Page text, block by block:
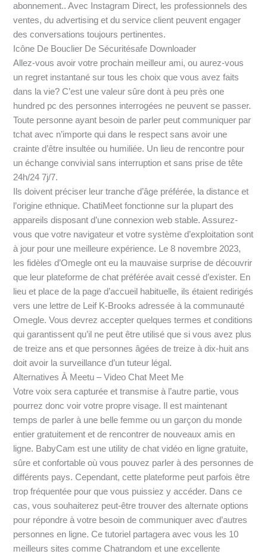
abonnement.. Avec Instagram Direct, les professionnels des
ventes, du advertising et du service client peuvent engager
des conversations toujours pertinentes.
Icône De Bouclier De Sécuritésafe Downloader
Allez-vous avoir votre prochain meilleur ami, ou aurez-vous
un regret instantané sur tous les choix que vous avez faits
dans la vie? C’est une valeur sûre dont à peu près one
hundred pc des personnes interrogées ne peuvent se passer.
Toute personne ayant besoin de parler peut communiquer par
tchat avec n’importe qui dans le respect sans avoir une
crainte d’être insultée ou humiliée. Un lieu de rencontre pour
un échange convivial sans interruption et sans prise de tête
24h/24 7j/7.
Ils doivent préciser leur tranche d’âge préférée, la distance et
l’origine ethnique. ChatiMeet fonctionne sur la plupart des
appareils disposant d’une connexion web stable. Assurez-
vous que votre navigateur et votre système d’exploitation sont
à jour pour une meilleure expérience. Le 8 novembre 2023,
les fidèles d’Omegle ont eu la mauvaise surprise de découvrir
que leur plateforme de chat préférée avait cessé d’exister. En
lieu et place de la page d’accueil habituelle, ils étaient redirigés
vers une lettre de Leif K-Brooks adressée à la communauté
Omegle. Vous devrez accepter quelques termes et conditions
qui garantissent qu’il ne peut être utilisé que si vous avez plus
de treize ans et que personnes âgées de treize à dix-huit ans
doit avoir la surveillance d’un tuteur légal.
Alternatives À Meetu – Video Chat Meet Me
Votre voix sera capturée et transmise à l’autre partie, vous
pourrez donc voir votre propre visage. Il est maintenant
temps de parler à une belle femme ou un garçon du monde
entier gratuitement et de rencontrer de nouveaux amis en
ligne. BabyCam est une utility de chat vidéo en ligne gratuite,
sûre et confortable où vous pouvez parler à des personnes de
différents pays. Cependant, cette plateforme peut parfois être
trop fréquentée pour que vous puissiez y accéder. Dans ce
cas, vous souhaiterez peut-être trouver des alternate options
pour répondre à votre besoin de communiquer avec d’autres
personnes en ligne. Ce tutoriel partagera avec vous les 10
meilleurs sites comme Chatrandom et une excellente